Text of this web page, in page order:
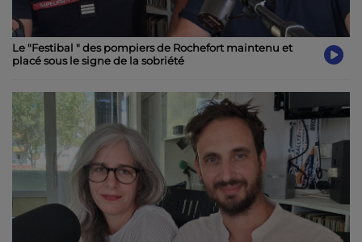
Le "Festibal " des pompiers de Rochefort maintenu et
placé sous le signe de la sobriété